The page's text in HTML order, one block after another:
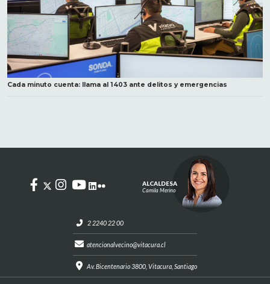
Cada minuto cuenta: llama al 1403 ante delitos y emergencias
2 2240 22 00
atencionalvecino@vitacura.cl
Av. Bicentenario 3800, Vitacura, Santiago
ALCALDESA
Camila Merino